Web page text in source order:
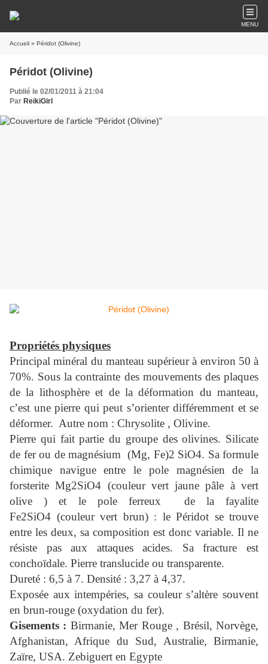
MENU
Accueil » Péridot (Olivine)
Péridot (Olivine)
Publié le 02/01/2011 à 21:04
Par ReikiGirl
Propriétés physiques
Principal minéral du manteau supérieur à environ 50 à
70%. Sous la contrainte des mouvements des plaques
de la lithosphère et de la déformation du manteau,
c’est une pierre qui peut s’orienter différemment et se
déformer. Autre nom : Chrysolite , Olivine.
Pierre qui fait partie du groupe des olivines. Silicate
de fer ou de magnésium (Mg, Fe)2 SiO4. Sa formule
chimique navigue entre le pole magnésien de la
forsterite Mg2SiO4 (couleur vert jaune pâle à vert
olive ) et le pole ferreux de la fayalite
Fe2SiO4 (couleur vert brun) : le Péridot se trouve
entre les deux, sa composition est donc variable. Il ne
résiste pas aux attaques acides. Sa fracture est
conchoïdale. Pierre translucide ou transparente.
Dureté : 6,5 à 7. Densité : 3,27 à 4,37.
Exposée aux intempéries, sa couleur s’altère souvent
en brun-rouge (oxydation du fer).
Gisements : Birmanie, Mer Rouge , Brésil, Norvège,
Afghanistan, Afrique du Sud, Australie, Birmanie,
Zaïre, USA. Zebiguert en Egypte